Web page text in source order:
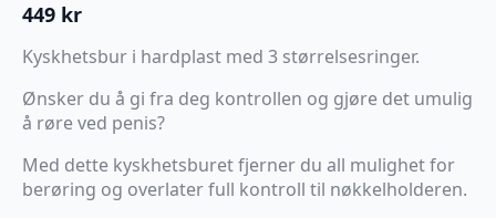
449 kr
Kyskhetsbur i hardplast med 3 størrelsesringer.
Ønsker du å gi fra deg kontrollen og gjøre det umulig
å røre ved penis?
Med dette kyskhetsburet fjerner du all mulighet for
berøring og overlater full kontroll til nøkkelholderen.